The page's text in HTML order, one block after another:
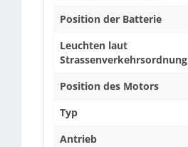
Position der Batterie
Leuchten laut
Strassenverkehrsordnung
Position des Motors
Typ
Antrieb